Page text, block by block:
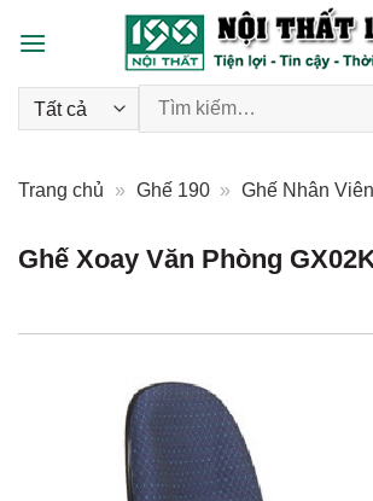
Tìm kiếm:
Trang chủ » Ghế 190 » Ghế Nhân Viên
Ghế Xoay Văn Phòng